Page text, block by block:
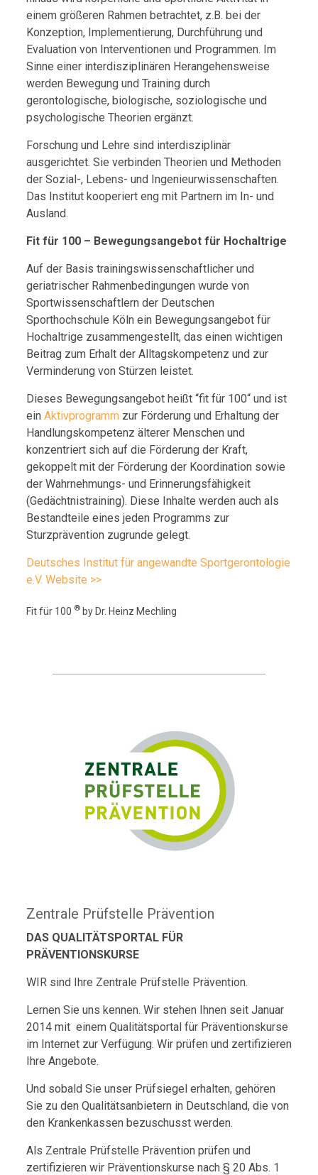
einem größeren Rahmen betrachtet, z.B. bei der
Konzeption, Implementierung, Durchführung und
Evaluation von Interventionen und Programmen. Im
Sinne einer interdisziplinären Herangehensweise
werden Bewegung und Training durch
gerontologische, biologische, soziologische und
psychologische Theorien ergänzt.
Forschung und Lehre sind interdisziplinär
ausgerichtet. Sie verbinden Theorien und Methoden
der Sozial-, Lebens- und Ingenieurwissenschaften.
Das Institut kooperiert eng mit Partnern im In- und
Ausland.
Fit für 100 – Bewegungsangebot für Hochaltrige
Auf der Basis trainingswissenschaftlicher und
geriatrischer Rahmenbedingungen wurde von
Sportwissenschaftlern der Deutschen
Sporthochschule Köln ein Bewegungsangebot für
Hochaltrige zusammengestellt, das einen wichtigen
Beitrag zum Erhalt der Alltagskompetenz und zur
Verminderung von Stürzen leistet.
Dieses Bewegungsangebot heißt “fit für 100“ und ist
ein Aktivprogramm zur Förderung und Erhaltung der
Handlungskompetenz älterer Menschen und
konzentriert sich auf die Förderung der Kraft,
gekoppelt mit der Förderung der Koordination sowie
der Wahrnehmungs- und Erinnerungsfähigkeit
(Gedächtnistraining). Diese Inhalte werden auch als
Bestandteile eines jeden Programms zur
Sturzprävention zugrunde gelegt.
Deutsches Institut für angewandte Sportgerontologie
e.V. Website >>
Fit für 100 ®by Dr. Heinz Mechling
Zentrale Prüfstelle Prävention
DAS QUALITÄTSPORTAL FÜR
PRÄVENTIONSKURSE
WIR sind Ihre Zentrale Prüfstelle Prävention.
Lernen Sie uns kennen. Wir stehen Ihnen seit Januar
2014 mit einem Qualitätsportal für Präventionskurse
im Internet zur Verfügung. Wir prüfen und zertifizieren
Ihre Angebote.
Und sobald Sie unser Prüfsiegel erhalten, gehören
Sie zu den Qualitätsanbietern in Deutschland, die von
den Krankenkassen bezuschusst werden.
Als Zentrale Prüfstelle Prävention prüfen und
zertifizieren wir Präventionskurse nach § 20 Abs. 1